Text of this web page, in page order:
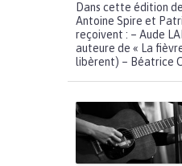
Dans cette édition
Antoine Spire et
reçoivent : – Aude
auteure de « La
libèrent) – Béatrice